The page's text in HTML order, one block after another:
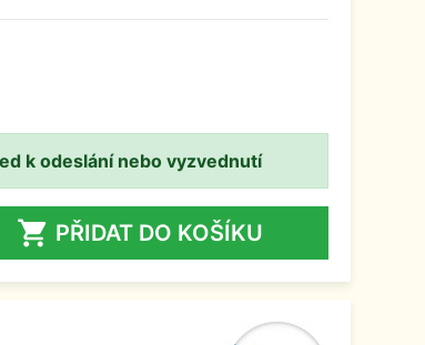
k odeslání nebo vyzvednutí
 PŘIDAT DO KOŠÍKU